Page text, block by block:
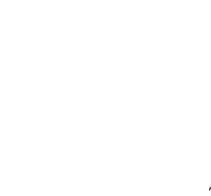
鳥の鳴